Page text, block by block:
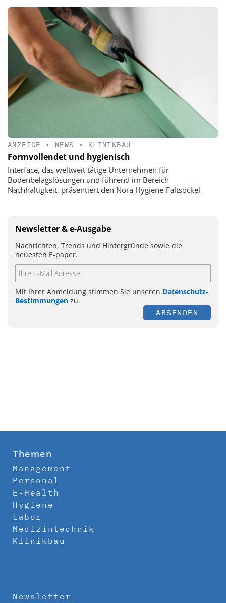
ANZEIGE • NEWS • KLINIKBAU
Formvollendet und hygienisch
Interface, das weltweit tätige Unternehmen für
Bodenbelagslösungen und führend im Bereich
Nachhaltigkeit, präsentiert den Nora Hygiene-Faltsockel
Newsletter & e-Ausgabe
Nachrichten, Trends und Hintergründe sowie die
neuesten E-paper.
Mit Ihrer Anmeldung stimmen Sie unseren Datenschutz-
Bestimmungen zu.
ABSENDEN
Themen
Management
Personal
E-Health
Hygiene
Labor
Medizintechnik
Klinikbau
Newsletter